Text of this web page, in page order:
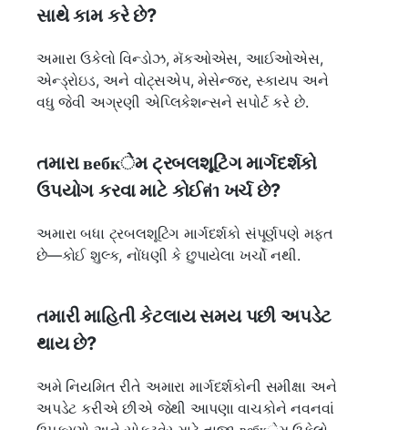
સાથે કામ કરે છે?
અમારા ઉકેલો વિન્ડોઝ, મૅકઓએસ, આઈઓએસ,
એન્ડ્રોઇડ, અને વોટ્સએપ, મેસેન્જર, સ્કાયપ અને
વધુ જેવી અગ્રણી એપ્લિકેશન્સને સપોર્ટ કરે છે.
તમારા вебкેમ ટ્રબલશૂટિંગ માર્ગદર્શકો
ઉપયોગ કરવા માટે કોઈค่า ખર્ચ છે?
અમારા બધા ટ્રબલશૂટિંગ માર્ગદર્શકો સંપૂર્ણપણે મફત
છે—કોઈ શુલ્ક, નોંધણી કે છુપાયેલા ખર્ચો નથી.
તમારી માહિતી કેટલાય સમય પછી અપડેટ
થાય છે?
અમે નિયમિત રીતે અમારા માર્ગદર્શકોની સમીક્ષા અને
અપડેટ કરીએ છીએ જેથી આપણા વાચકોને નવનવાં